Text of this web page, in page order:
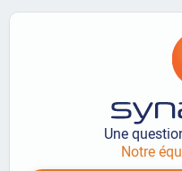
Une
Notre